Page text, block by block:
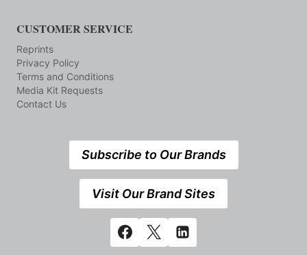
CUSTOMER SERVICE
Reprints
Privacy Policy
Terms and Conditions
Media Kit Requests
Contact Us
Subscribe to Our Brands
Visit Our Brand Sites